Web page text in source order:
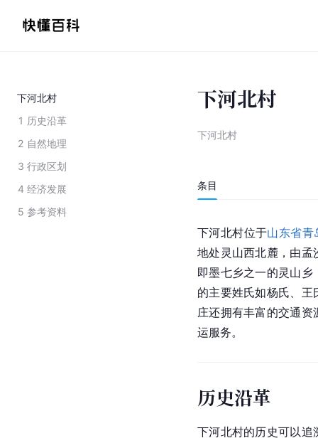
下河北村
1 历史沿革
2 自然地理
3 行政区划
4 经济发展
5 参考资料
下河北村
下河北村
条目
下河北村位于山东省青
地处灵山西北麓，由孟
即墨七乡之一的灵山
的主要姓氏如杨氏、王
庄还拥有丰富的交通
运服务。
历史沿革
下河北村的历史可以